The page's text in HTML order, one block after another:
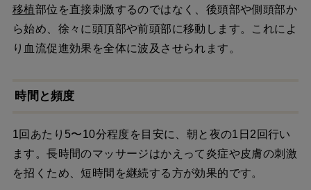
移植部位を直接刺激するのではなく、後頭部や側頭部か
ら始め、徐々に頭頂部や前頭部に移動します。これによ
り血流促進効果を全体に波及させられます。
時間と頻度
1回あたり5〜10分程度を目安に、朝と夜の1日2回行い
ます。長時間のマッサージはかえって炎症や皮膚の刺激
を招くため、短時間を継続する方が効果的です。